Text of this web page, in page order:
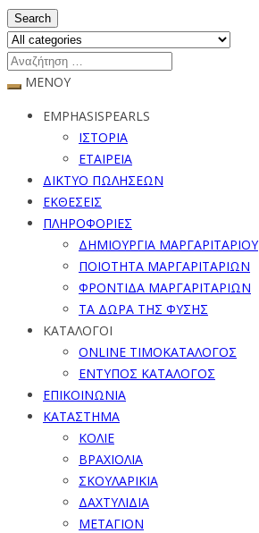
Search
ΜΕΝΟΥ
EMPHASISPEARLS
ΙΣΤΟΡΙΑ
ΕΤΑΙΡΕΙΑ
ΔΙΚΤΥΟ ΠΩΛΗΣΕΩΝ
ΕΚΘΕΣΕΙΣ
ΠΛΗΡΟΦΟΡΙΕΣ
ΔΗΜΙΟΥΡΓΙΑ ΜΑΡΓΑΡΙΤΑΡΙΟΥ
ΠΟΙΟΤΗΤΑ ΜΑΡΓΑΡΙΤΑΡΙΩΝ
ΦΡΟΝΤΙΔΑ ΜΑΡΓΑΡΙΤΑΡΙΩΝ
ΤΑ ΔΩΡΑ ΤΗΣ ΦΥΣΗΣ
ΚΑΤΑΛΟΓΟΙ
ONLINE ΤΙΜΟΚΑΤΑΛΟΓΟΣ
ΕΝΤΥΠΟΣ ΚΑΤΑΛΟΓΟΣ
ΕΠΙΚΟΙΝΩΝΙΑ
ΚΑΤΑΣΤΗΜΑ
ΚΟΛΙΕ
ΒΡΑΧΙΟΛΙΑ
ΣΚΟΥΛΑΡΙΚΙΑ
ΔΑΧΤΥΛΙΔΙΑ
ΜΕΤΑΓΙΟΝ